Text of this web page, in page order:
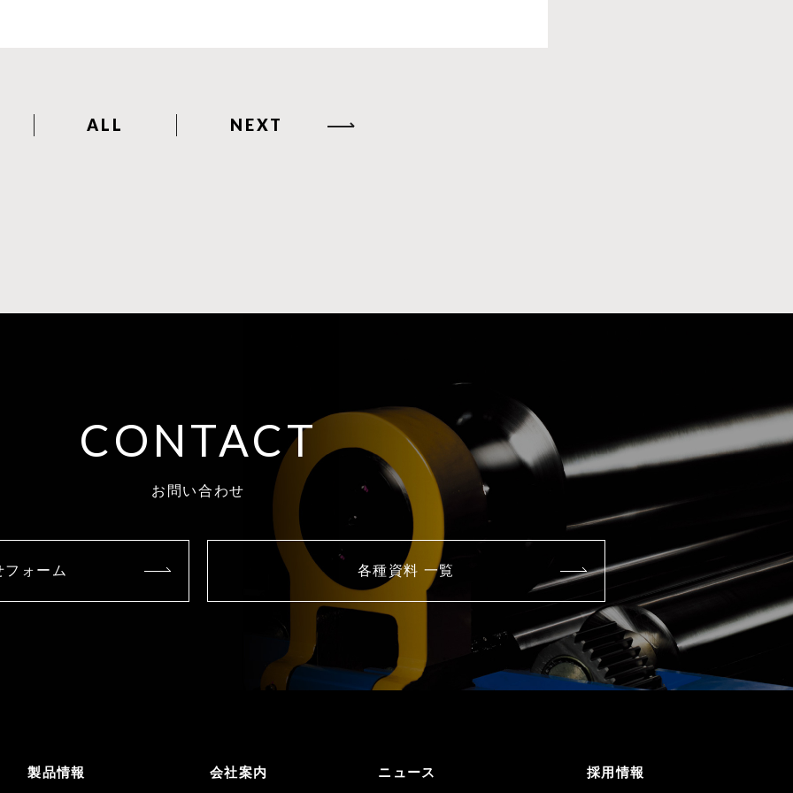
ALL NEXT
CONTACT
お問い合わせ
フォーム 各種資料 一覧
製品情報 会社案内 ニュース 採用情報